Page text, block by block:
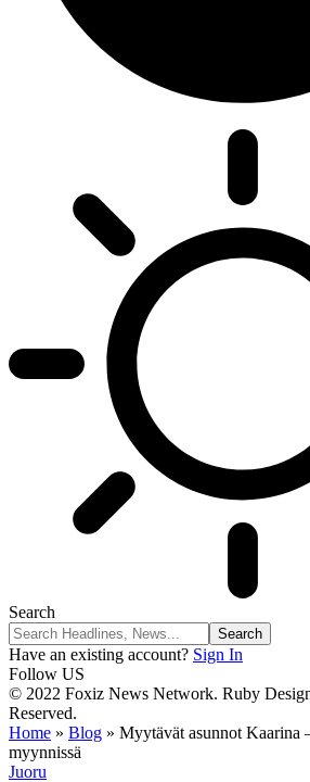
Search
Have an existing account? Sign In
Follow US
© 2022 Foxiz News Network. Ruby
Reserved.
Home » Blog » Myytävät asunnot Kaarina
myynnissä
Juoru